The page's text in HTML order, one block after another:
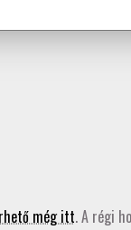
még itt. A régi